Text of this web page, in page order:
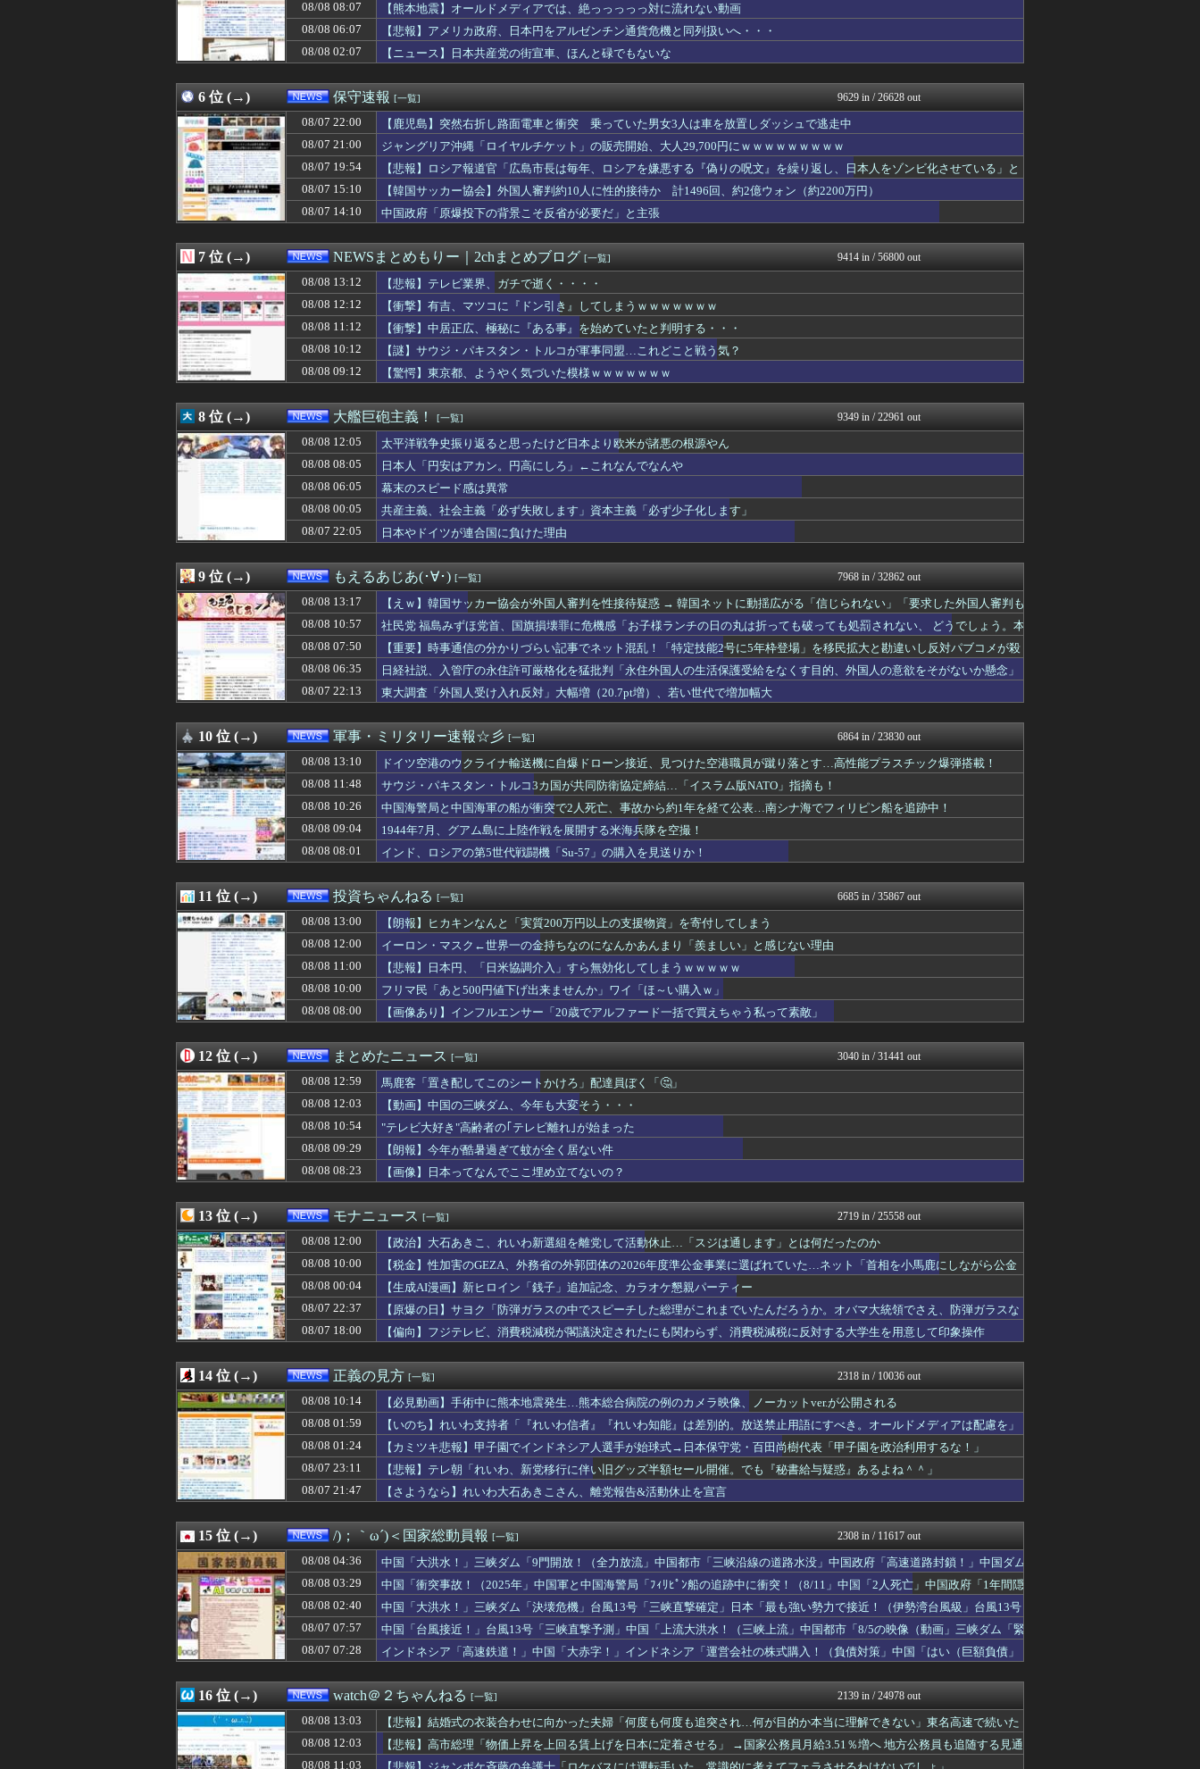
08/08 11:31
ドイツ、熱中症で10,000人以上死亡、ほとんどがお前らと同年代で若者は元気💪
08/08 11:30
【画像】弱男「あのっ…！よかったらホテル…」女「ぷっwww」
08/08 11:30
【斉藤慎二】フェラで懲役7年求刑！刑法の「挿入」定義が招く衝撃の現実
モッコスヌ〜ン
08/08 11:29
【女性自身】高市首相、秋の内閣改造で目論む「麻生支配からの脱却」…茂木敏充氏も...
08/08 11:20
『ろくでなしBLUES』全25巻すべて「50％ポイント還元」セール！8,930...
08/08 11:20
日本人女性がYGエンタ本社前でゴルフクラブを振り回し逮捕…韓国
キムチ速報
08/08 11:15
玉石混交だろ 〜 参政党、福岡県議選に30人擁立方針 神谷代表「新しい選択肢を...
反日愚国 恨寓瘻
08/08 11:12
【衝撃】中居正広、極秘に『ある事』を始めていたと判明する・・・
NEWSまとめもりー｜2c...
08/08 11:10
【ドイツ空港テロ未遂】ウクライナ機に爆発物搭載ドローン接近→空港職員が蹴り落と...
おーるじゃんる
08/08 11:08
【動画】へずまりゅう議員、熊本地震被災地で冷感ポンチョ配布 → 被災民の衝撃の...
政経ワロスまとめニュース♪
08/08 11:04
Xの現在の収益分配、一旦9月7日で終了へ
かせまと！
08/08 11:03
【悲報】ジャンポケ斉藤の弁護士「ロケバスには運転手いた。常識的に考えてフェラさ...
watch＠２ちゃんねる
08/08 11:00
【自由研究】スカートは何度まで回っても広がらない？→270°まで可能と判明ｗｗ...
08/08 11:00
『Slay the Spire』が初見でも上手い人は「再確認が少ない」「視野が...
常識的に考えた
08/08 11:00
【悲報】日本円、「日米協調介入」すら無効化してしまうｗｗｗｗｗ
08/08 11:00
「外国人受け入れ反対」大幅増 東大調査、若い世代で多く
08/08 11:00
甲子園出場校 猛暑と資金難に苦しむ
痛いニュース(ﾉ∀`)
08/08 11:00
【堀大輔】筋トレ中「寝たほうが良い」でブチギレ→器具破壊の瞬間
モッコスヌ〜ン
08/08 10:57
社民党 福島みずほ党首、国旗損壊罪に危機感「お子様ランチの日の丸は折っても破っ...
08/08 10:55
韓国のCPTPP加盟への課題を関西外大教授に聞く 李大統領に「政治利用」の過去...
08/08 10:54
"テレビ大好き"高齢者の｢テレビ離れ｣が始まった
まとめたニュース
08/08 10:43
ロケットナウで唐揚げ丼頼んだ
08/08 10:40
インフルエンサー「20歳でアルファード一括で買えちゃう私って素敵」
かせまと！
08/08 10:40
【再入館問題】イオン「ハビタとのやり取りは確認できず」も、抑止や社内ルール運用...
08/08 10:38
【悲報】蓮舫さん、Xリポスト欄が高市批判の「オールスター状態」で埋め尽くされて...
08/08 10:30
【朗報】見せブラ、流行る。
08/08 10:30
ゲーム業界ご用達のフォント、年間料金“53倍”かつ“更新毎に値上げ”のありえな...
オレ的ゲーム速報＠刃
08/08 10:29
【食料自給率】過去最低37% 25年度、コメ消費減響く
中国海警局と中国海軍の船が衝突で2人死亡、事故から約1年を経て公表…南シナ海で...
08/08 10:17
【悲報】コメ卸の利益、めちゃくちゃ減る
かせまと！
08/08 10:15
永久追放が待たれる 〜 韓国サッカー協会、外国人審判らへ性的接待疑惑→ロンドン...
反日愚国 恨寓瘻
08/08 10:12
【謎】サウジ・パキスタン・トルコが軍事同盟…これどこと戦う気？
NEWSまとめもりー｜2c...
08/08 10:10
【速報】岐阜のF-2戦闘機に正体不明の大型ミサイル確認 迎撃火器回避を備えた1...
おーるじゃんる
08/08 10:09
国連が事実上の機能停止に陥りつつあると関係者が告白、特に役に立たないくせに高給...
U-1 NEWS.
08/08 10:07
【速報】韓国サッカー協会、W杯・五輪予選で外国審判員や監督官を性接待！！！！
あじあニュースちゃんねる
08/08 10:05
【朗報】Amazon、汗が飛び散る灼熱の「マンガ毎週末セール（50%還元）」を...
watch＠２ちゃんねる
08/08 10:01
【動画】ショートスリーパー堀大輔、高須幹弥にブチギレ
痛いニュース(ﾉ∀`)
08/08 10:00
映画『アルマゲドン』は正しかった？ 小惑星を内側から核爆破する地球防衛策
常識的に考えた
08/08 10:00
フリマ民「あと500円値下げ出来ませんか」ワイ「ほ～い購入ｗ」
投資ちゃんねる
08/08 10:00
京大病院、脳腫瘍手術でとんでもないミスをやらかし患者を植物状態に・・・お前らの...
オレ的ゲーム速報＠刃
08/08 10:00
【税金】性加害のGEZA、外務省の外郭団体の2026年度準公金事業に選ばれてい...
モナニュース
08/08 10:00
財源なき減税、揺らぐ信認 積極財政に「日本売り」危機 高市政権「悲願」に固執
黒マッチョニュース
08/08 10:00
【静岡】結婚式の衣装合わせに向かった夫婦「何度も何度も追突され…何が目的か本当...
みそパンNEWS
08/08 09:55
韓国サッカー協会に外国人審判への性接待疑惑＝韓国ネット「信じられない」「要求し...
国難にあってもの申す！！
08/08 09:40
【悲報】任天堂キッズさん、「Aボタン長押し」に気づかず任天堂に修正させてしまう
オレ的ゲーム速報＠刃
08/08 09:40
【イオンモール熊本】一転して話が変わってくる「従業員の避難誘導の証言が複数」イ...
おーるじゃんる
08/08 09:30
【これは草】ショートスリーパー堀大輔さん、筋トレ中に「寝たほうが良い」と言われ...
08/08 09:30
【江別リンチ殺人】主犯格19歳に無期懲役判決、ネット「死刑でいい」と激怒
モッコスヌ〜ン
08/08 09:29
【朗報】今年が酷暑過ぎて蚊が全く居ない件
まとめたニュース
08/08 09:21
システム障害でサービス停止の｢ドコモ･バイクシェア｣､奈良･広島･鹿児島でサー...
理想ちゃんねる
08/08 09:20
『灼熱カバディ』全31巻すべて「50％ポイント還元」セール！10,801円分返...
オレ的ゲーム速報＠刃
08/08 09:15
そんな日本に何故しがみつく 〜 パヨク「日本が大嫌い 日本人の思考・性格が嫌い...
08/08 09:12
【驚愕】東京都、ようやく気づいた模様ｗｗｗｗｗｗｗ
NEWSまとめもりー｜2c...
08/08 09:04
「暴走族じゃないのにコルク半ヘルメットを被ってた」と因縁つけて暴行 少年らと父...
痛いニュース(ﾉ∀`)
08/08 09:04
1944年7月、グアム島に上陸作戦を展開する米海兵隊を空撮！
08/08 09:03
「あずみ」とかいう漫画読んだんやけど、何で山で修行しただけの子供達があんなに強...
08/08 09:00
【従業員退職型倒産】従業員「退職」で倒産、5年連続で増加 過去最多ペースで推移...
08/08 09:00
【イオンモール熊本】従業員の避難誘導で、社内規定に抵触か
みそパンNEWS
08/08 08:55
韓国サッカー協会、外国人審判らへ性的接待疑惑→ロンドン五輪銅メダルはく奪の可能...
国難にあってもの申す！！
08/08 08:39
専門家を舐めきった某国国営メディア、「日本の反撃能力が地域を不安定化させている...
U-1 NEWS.
08/08 08:29
税務署員1億円超脱税疑い 詐取金で競艇か、国税当局
08/08 08:28
【悲報】太鼓の達人、お馴染みのフォントの使用料が年間6万から年間320万になっ...
08/08 08:23
【画像】日本ってなんでここ埋め立てないの？
まとめたニュース
08/08 08:20
送る理由なんてないから 〜 小池百合子知事、今年も朝鮮人虐殺に追悼文送らず 関...
反日愚国 恨寓瘻
08/08 08:13
【悲報】ゲオのサマーセールのチラシにPS5本体が載ってない
08/08 08:12
【衝撃】ヒコロヒーがコンビニの『割引おにぎり』を買わない理由がこちらｗｗｗｗ
08/08 08:07
【熊本地震】オールドメディアでは、絶っっっっっ対に流れない動画
あじあニュースちゃんねる
08/08 08:01
インド、ロシアの第5世代戦闘機「Su-57」の購入を見送りか！
軍事・ミリタリー速報☆彡
08/08 08:00
「深酒を控えて」熊本県警がXで注意喚起 「泥酔者」通報頻発、これは地震被害の影...
常識的に考えた
08/08 08:00
【画像あり】インフルエンサー「20歳でアルファード一括で買えちゃう私って素敵」
投資ちゃんねる
08/08 08:00
高市総理「物価上昇を上回る賃上げを日本に定着させる」 →国家公務員月給3.51...
黒マッチョニュース
08/08 08:00
中国「日本は原爆被害者の立場で同情を買おうとするのを止めろ」
痛いニュース(ﾉ∀`)
08/08 08:00
毛沢東語録を作った男、自分の序文ごと消された
ネトウヨにゅーす
08/08 07:58
【動画】女性審判炎上ｗｗｗｗｗｗｗｗｗｗｗｗｗｗｗｗｗ
watch＠２ちゃんねる
08/08 07:55
高市総理の靖国参拝 木原官房長官「ご自身で適切に判断」[8/7]
国難にあってもの申す！！
08/08 07:50
【重要】時事通信の分かりづらい記事でネット混乱！「特定技能2号に5年枠登場」を...
もえるあじあ(･∀･)
08/08 07:39
「さりげなく凄いこと言ってない？」と財務官僚の増上慢っぷりに衝撃を受ける人が続...
U-1 NEWS.
08/08 07:29
埼玉県戸田市議の河合ゆうすけ氏、2027年8月の埼玉県知事選への立候補を表明
日本第一！ニュース録
08/08 07:26
配達員だが、日本人って意外なほどアホが多いなと思う
まとめたニュース
08/08 07:25
みんな知ってたのが常識 〜 【国際】韓国サッカーのイメージが墜落
反日愚国 恨寓瘻
08/08 07:12
【画像】イオンの店頭に貼られた『ポケカの販売案内』が強気すぎると話題にｗｗｗｗ
NEWSまとめもりー｜2c...
08/08 07:06
最新の日本人が減り、外国人が増えた街市ランキングをご覧下さい→5位川口市、4位...
FX2ちゃんねる｜投資系ま...
08/08 07:00
【財務省人事】エース級の財務官僚・一松旬氏が“異例転出”へ 官邸幹部「協力的で...
常識的に考えた
08/08 07:00
中国「日本は原爆被害者の立場で同情を買おうとするのを止めろ」
ゴタゴタシタニュース
08/08 06:55
日本人はBYDの軽EV「ラッコ」をどう見ているのか―中国メディア [8/7]
08/08 06:44
ジャニが消えてJPOPがマシになるかと思ったら相変わらずお遊戯会やってて笑う
まとめたニュース
08/08 06:40
高値で米を大量に仕入れた米卸大手、米価下落によって決算が凄まじいことになってい... U-1 NEWS.
08/08 08:07
【熊本地震】オールドメディアでは、絶っっっっっ対に流れない動画
08/08 06:07
【悲報】アメリカ政府、日本円をアルゼンチン通貨危機と同列扱いへ・・・
08/08 02:07
【ニュース】日本共産党の街宣車、ほんと碌でもないな
6 位 (→) 保守速報 [一覧] 9629 in / 26628 out
08/07 22:00
【鹿児島】突然右折し路面電車と衝突 乗っていた男女3人は車を放置しダッシュで逃走中
08/07 21:00
ジャングリア沖縄「ロイヤルチケット」の販売開始、大人29,700円にｗｗｗｗｗｗｗｗｗ
08/07 19:54
【悲報】ロシア報道官「広島市長は毎年、ロシアを嫌悪する『偽りの呪文』を繰り返し、日本人をゾンビ化させている」と
主張
08/07 15:10
【韓国サッカー協会】外国人審判約10人に性的接待か 計1496回、約2億ウォン（約2200万円）
08/07 14:10
中国政府「原爆投下の背景こそ反省が必要だ」と主張
7 位 (→) NEWSまとめもりー｜2chまとめブログ [一覧] 9414 in / 56800 out
08/08 13:12
【悲報】テレビ業界、ガチで逝く・・・・
08/08 12:12
【衝撃】有吉、マツコに『ドン引き』してしまうｗｗｗｗｗｗｗ
08/08 11:12
【衝撃】中居正広、極秘に『ある事』を始めていたと判明する・・・
08/08 10:12
【謎】サウジ・パキスタン・トルコが軍事同盟…これどこと戦う気？
08/08 09:12
【驚愕】東京都、ようやく気づいた模様ｗｗｗｗｗｗｗ
8 位 (→) 大艦巨砲主義！ [一覧] 9349 in / 22961 out
08/08 12:05
太平洋戦争史振り返ると思ったけど日本より欧米が諸悪の根源やん
08/08 08:05
日本人「円安はアカン。円高にしろ」←これなんでなんや
08/08 06:05
幕末のスピード感は異常
08/08 00:05
共産主義、社会主義「必ず失敗します」資本主義「必ず少子化します」
08/07 22:05
日本やドイツが連合国に負けた理由
9 位 (→) もえるあじあ(･∀･) [一覧] 7968 in / 32862 out
08/08 13:17
【えｗ】韓国サッカー協会が外国人審判を性接待疑惑 → 韓国ネットに動揺広がる「信じられない」「要求した外国人審判も
おかしい」「韓国以外の国にも要求しているのでは」
08/08 10:57
社民党 福島みずほ党首、国旗損壊罪に危機感「お子様ランチの日の丸は折っても破っても処罰されない、 どうでしょう。本
当にそうなのか」
08/08 07:50
【重要】時事通信の分かりづらい記事でネット混乱！「特定技能2号に5年枠登場」を移民拡大と勘違いし反対パブコメが殺
到 ※実際は3年で永住申請できた穴を塞ぐ改正
08/08 06:35
日経社説、入管庁の永住許可厳格化を猛批判「永住外国人の生活保護受給をなくす目的、外国人の意欲をそがないか懸念」
「外国人を一時的な労働力ではなく、処遇改善などで定着を後押しすべき」
08/07 22:13 東大調査「外国人受け入れ反対」大幅増（20.7pt増）、若い世代で増加幅大
10 位 (→) 軍事・ミリタリー速報☆彡 [一覧] 6864 in / 23830 out
08/08 13:10
ドイツ空港のウクライナ輸送機に自爆ドローン接近、見つけた空港職員が蹴り落とす…高性能プラスチック爆弾搭載！
08/08 11:48
サウジ・パキスタン・トルコ3カ国が共同防衛協定締結…「イスラム版NATO」指摘も！
08/08 10:26
中国海警局と中国海軍の船が衝突で2人死亡、事故から約1年を経て公表…南シナ海でフィリピン船を追跡中！
08/08 09:04
1944年7月、グアム島に上陸作戦を展開する米海兵隊を空撮！
08/08 08:01
インド、ロシアの第5世代戦闘機「Su-57」の購入を見送りか！
11 位 (→) 投資ちゃんねる [一覧] 6685 in / 35867 out
08/08 13:00
【朗報】ヒカキンなんと「実質200万円以上の支援物資」を寄付してしまう
08/08 12:00
イーロン・マスク←世界一の金持ちなのになんかあんまり「羨ましい」と感じない理由
08/08 11:00
【悲報】日本円、「日米協調介入」すら無効化してしまうｗｗｗｗｗ
08/08 10:00
フリマ民「あと500円値下げ出来ませんか」ワイ「ほ～い購入ｗ」
08/08 08:00
【画像あり】インフルエンサー「20歳でアルファード一括で買えちゃう私って素敵」
12 位 (→) まとめたニュース [一覧] 3040 in / 31441 out
08/08 12:59
馬鹿客「置き配してこのシートかけろ」配達員ぼく「🤔」
08/08 12:03
【動画】中国の三峡ダム、今年も大変そう・・・
08/08 10:54
"テレビ大好き"高齢者の｢テレビ離れ｣が始まった
08/08 09:29
【朗報】今年が酷暑過ぎて蚊が全く居ない件
08/08 08:23
【画像】日本ってなんでここ埋め立てないの？
13 位 (→) モナニュース [一覧] 2719 in / 25558 out
08/08 12:00
【政治】大石あきこ、れいわ新選組を離党して活動休止…「スジは通します」とは何だったのか
08/08 10:00
【税金】性加害のGEZA、外務省の外郭団体の2026年度準公金事業に選ばれていた…ネット「首相を小馬鹿にしながら公金
に群がってたの？」「右手で補助金もらいながら左手で反政府」
08/08 00:04
【生成AI漫画】新ヒロイン「銭子」追加記念、カラオケ懇親パーティー
08/07 22:37
【原爆の日】サヨク「防弾ガラスの中でスピーチした総理がこれまでいたんだろうか。オバマ大統領でさえ、防弾ガラスな
んてなかった！」→石破茂＆オバマ大統領も使ってました
08/07 18:00 【偏向】フジテレビ、消費税減税が閣議決定されたにも関わらず、消費税減税に反対する大学生を用意して印象操作
14 位 (→) 正義の見方 [一覧] 2318 in / 10036 out
08/08 10:14
【必見動画】手術中に熊本地震発生…熊本総合病院の例のカメラ映像、ノーカットver.が公開される
08/08 01:59
【いのち】れいわ支持者「『れいわ信者』『れいわ知能』は差別的。放送禁止用語にすべき。オールドメディアは配慮を」
→かわりにピッタリの名称が爆誕してしまうw
08/08 01:24
【カミツキ悲報】甲子園でインドネシア人選手が始球式→日本保守党・百田尚樹代表「甲子園を政治利用するな！」
08/07 23:11
【悲報】テレ朝「れいわ、新党移行に伴い旧グッズ半額セール開催。でも『秘書給与疑惑』あるよね＾＾」
08/07 21:47
【さようなら】れいわ大石あきこさん、離党報告&活動休止を宣言
15 位 (→) /)；｀ω´)＜国家総動員報 [一覧] 2308 in / 11617 out
08/08 04:36
中国「大洪水！」三峡ダム「9門開放！（全力放流」中国都市「三峡沿線の道路水没」中国政府「高速道路封鎖！」中国ダム
「緊急放流に合わせて開門（土砂崩れ発生」→
08/08 03:29
中国「衝突事故！（2025年」中国軍と中国海警局「ﾌｨﾘﾋﾟﾝ船の追跡中に衝突！（8/11」中国「2人死亡」中国政府「1年間隠
蔽」日本「隠蔽された事実報道！（2026年」→
08/08 02:40
中国「大洪水！」三峡ダム「決壊危機」台風13号「三峡直撃確定」日本「最も強い勢力で接近！（伊勢湾台風級」台風13号
と15号「中国本土でぶつかり合う（前代未聞」→
08/07 07:57
中国「台風接近！」台風13号「三峡直撃予測」中国「上流大洪水！（三峡上流」中国都市「8/5の映像（動画」三峡ダム「緊
急放流（決壊危機」中国「下流大水害（震え声」→
08/07 07:28
インドネシア「高速鉄道！」中国「大赤字！」インドネシア「運営会社の株式購入！（負債対策」中国「はい（巨額負債」
16 位 (→) watch＠２ちゃんねる [一覧] 2139 in / 24978 out
08/08 13:03
【悲報】結婚式の衣装合わせに向かった夫婦「何度も何度も追突され…何が目的か本当に理解できない」東名高速で続いた
約1.7キロの追突
08/08 12:03
【悲報】高市総理「物価上昇を上回る賃上げを日本に定着させる」 →国家公務員月給3.51％増へ 地方公務員も追随する見通
し
08/08 11:03